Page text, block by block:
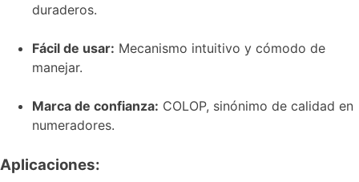
duraderos.
Fácil de usar: Mecanismo intuitivo y cómodo de
manejar.
Marca de confianza: COLOP, sinónimo de calidad en
numeradores.
Aplicaciones: